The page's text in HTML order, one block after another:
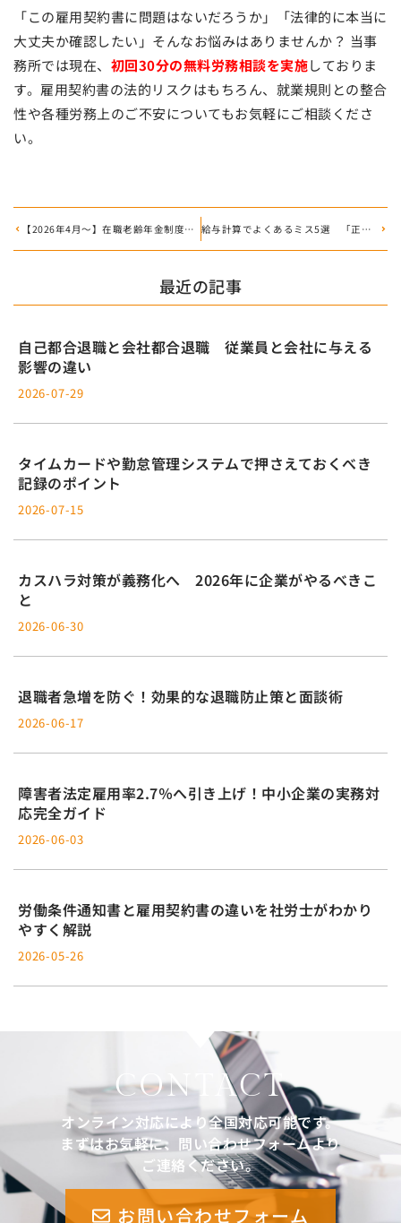
「この雇用契約書に問題はないだろうか」「法律的に本当に
大丈夫か確認したい」そんなお悩みはありませんか？ 当事
務所では現在、 初回30分の無料労務相談を実施しておりま
す。雇用契約書の法的リスクはもちろん、就業規則との整合
性や各種労務上のご不安についてもお気軽にご相談くださ
い。
【2026年4月～】在職老齢年金制度の見直し！高齢社員の働き方はどう変わる？ 給与計算でよくあるミス5選 「正しくできている会社」が実は少ない理由
最近の記事
自己都合退職と会社都合退職 従業員と会社に与える
影響の違い
2026-07-29
タイムカードや勤怠管理システムで押さえておくべき
記録のポイント
2026-07-15
カスハラ対策が義務化へ 2026年に企業がやるべきこ
と
2026-06-30
退職者急増を防ぐ！効果的な退職防止策と面談術
2026-06-17
障害者法定雇用率2.7％へ引き上げ！中小企業の実務対
応完全ガイド
2026-06-03
労働条件通知書と雇用契約書の違いを社労士がわかり
やすく解説
2026-05-26
CONTACT
オンライン対応により全国対応可能です。
まずはお気軽に、問い合わせフォームより
ご連絡ください。
お問い合わせフォーム